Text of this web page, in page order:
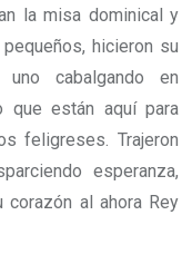
la misa dominical y
hicieron su
cabalgando en
que están aquí para
feligreses. Trajeron
esperanza,
al ahora Rey